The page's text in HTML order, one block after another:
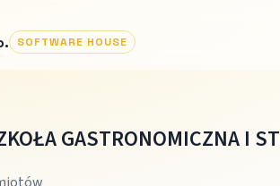
SOFTWARE HOUSE
GASTRONOMICZNA I